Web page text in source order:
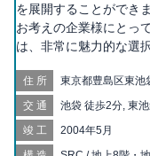
を展開することができ
お考えの企業様にとっ
は、非常に魅力的な選
住所 東京都豊島区東池
交通
池袋 徒歩2分, 東
雑司が谷 徒歩15
竣工 2004年5月